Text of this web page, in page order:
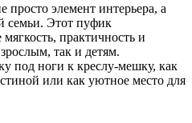
элемент интерьера, а
семьи. Этот пуфик
мягкость, практичность и
так и детям.
под ноги к креслу-мешку, как
или как уютное место для